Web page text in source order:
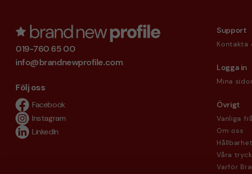
019-760 65 00
info@brandnewprofile.com
Följ oss
Facebook
Instagram
LinkedIn
Support
Kontakta
Logga in
Mina
Övrigt
Vanliga
Om oss
Hållbarhet
Våra
Varför